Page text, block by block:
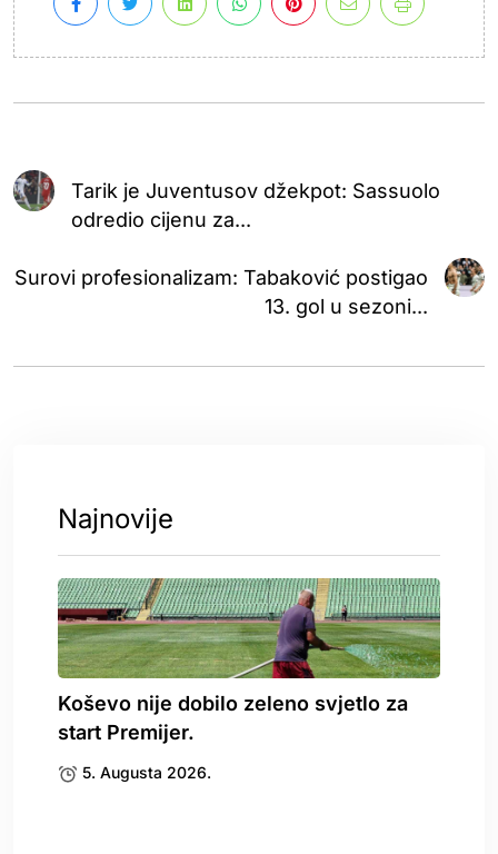
Tarik je Juventusov džekpot: Sassuolo
odredio cijenu za...
Surovi profesionalizam: Tabaković postigao
13. gol u sezoni...
Najnovije
Koševo nije dobilo zeleno svjetlo za
start Premijer.
5. Augusta 2026.